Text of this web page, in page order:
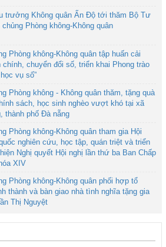
trưởng Không quân Ấn Độ tới thăm Bộ Tư
chủng Phòng không-Không quân
Phòng không-Không quân tập huấn cải
chính, chuyển đổi số, triển khai Phong trào
vụ số”
Phòng không - Không quân thăm, tặng quà
sách, học sinh nghèo vượt khó tại xã
thành phố Đà nẵng
Phòng không-Không quân tham gia Hội
nghiên cứu, học tập, quán triệt và triển
Nghị quyết Hội nghị lần thứ ba Ban Chấp
XIV
Phòng không-Không quân phối hợp tổ
thành và bàn giao nhà tình nghĩa tặng gia
Thị Nguyệt